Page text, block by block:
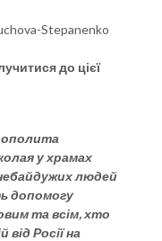
Stepanenko
до цієї
у храмах
людей
допомогу
та всім, хто
Росії на